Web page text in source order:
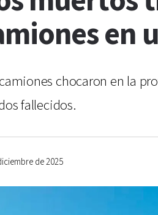
en
chocaron en la
fallecidos.
de 2025